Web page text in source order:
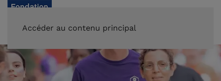
Accéder au contenu principal